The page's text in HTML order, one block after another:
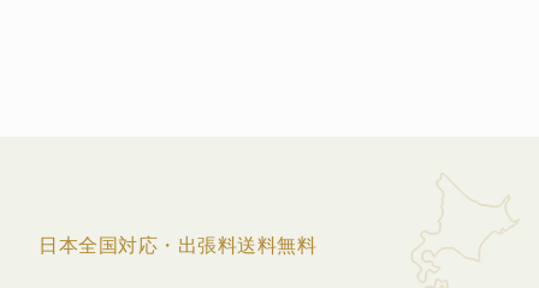
日本全国対応・出張料送料無料